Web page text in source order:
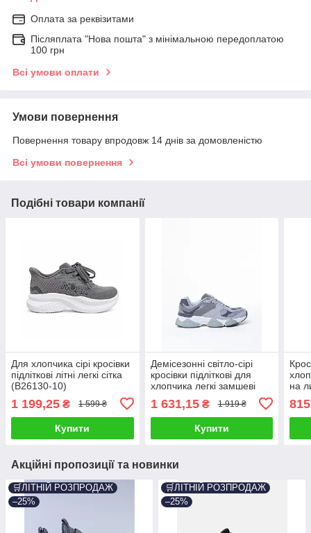
Оплата за реквізитами
Післяплата "Нова пошта" з мінімальною передоплатою
100 грн
Всі умови оплати
Умови повернення
Повернення товару впродовж 14 днів за домовленістю
Всі умови повернення
Подібні товари компанії
Для хлопчика сірі кросівки
підліткові літні легкі сітка
(B26130-10)
1 199,25 ₴ 1 599 ₴
Купити
Демісезонні світло-сірі
кросівки підліткові для
хлопчика легкі замшеві
1 631,15₴ 1 919 ₴
Купити
на
Акційні пропозиції та новинки
🛒ЛІТНІЙ РОЗПРОДАЖ
–25%
🛒ЛІТНІЙ РОЗПРОДАЖ
–25%